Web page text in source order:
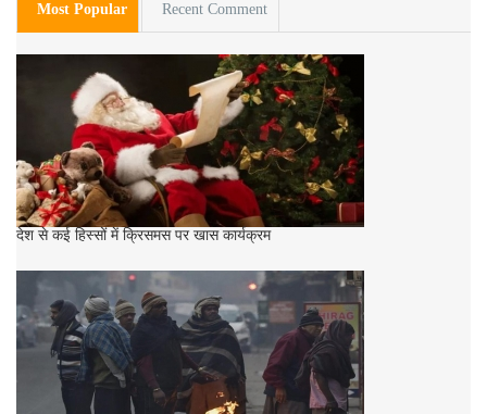
Most Popular Recent Comment
देश से कई हिस्सों में क्रिसमस पर खास कार्यक्रम